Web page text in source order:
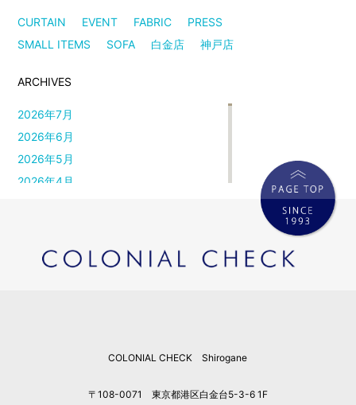
CURTAIN EVENT FABRIC
PRESS
SMALL ITEMS
SOFA 白金店 神戸店
ARCHIVES
2026年7月
2026年6月
2026年5月
2026年4月
2026年1月
2025年12月
COLONIAL CHECK Shirogane
〒108-0071 東京都港区白金台5-3-6 1F